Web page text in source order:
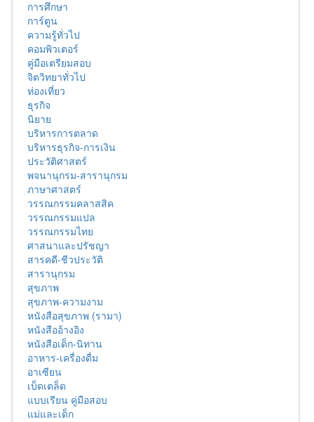
การศึกษา
การ์ตูน
ความรู้ทั่วไป
คอมพิวเตอร์
คู่มือเตรียมสอบ
จิตวิทยาทั่วไป
ท่องเที่ยว
ธุรกิจ
นิยาย
บริหารการตลาด
บริหารธุรกิจ-การเงิน
ประวัติศาสตร์
พจนานุกรม-สารานุกรม
ภาษาศาสตร์
วรรณกรรมคลาสสิค
วรรณกรรมแปล
วรรณกรรมไทย
ศาสนาและปรัชญา
สารคดี-ชีวประวัติ
สารานุกรม
สุขภาพ
สุขภาพ-ความงาม
หนังสือสุขภาพ (รามา)
หนังสืออ้างอิง
หนังสือเด็ก-นิทาน
อาหาร-เครื่องดื่ม
อาเซียน
เบ็ดเตล็ด
แบบเรียน คู่มือสอบ
แม่และเด็ก